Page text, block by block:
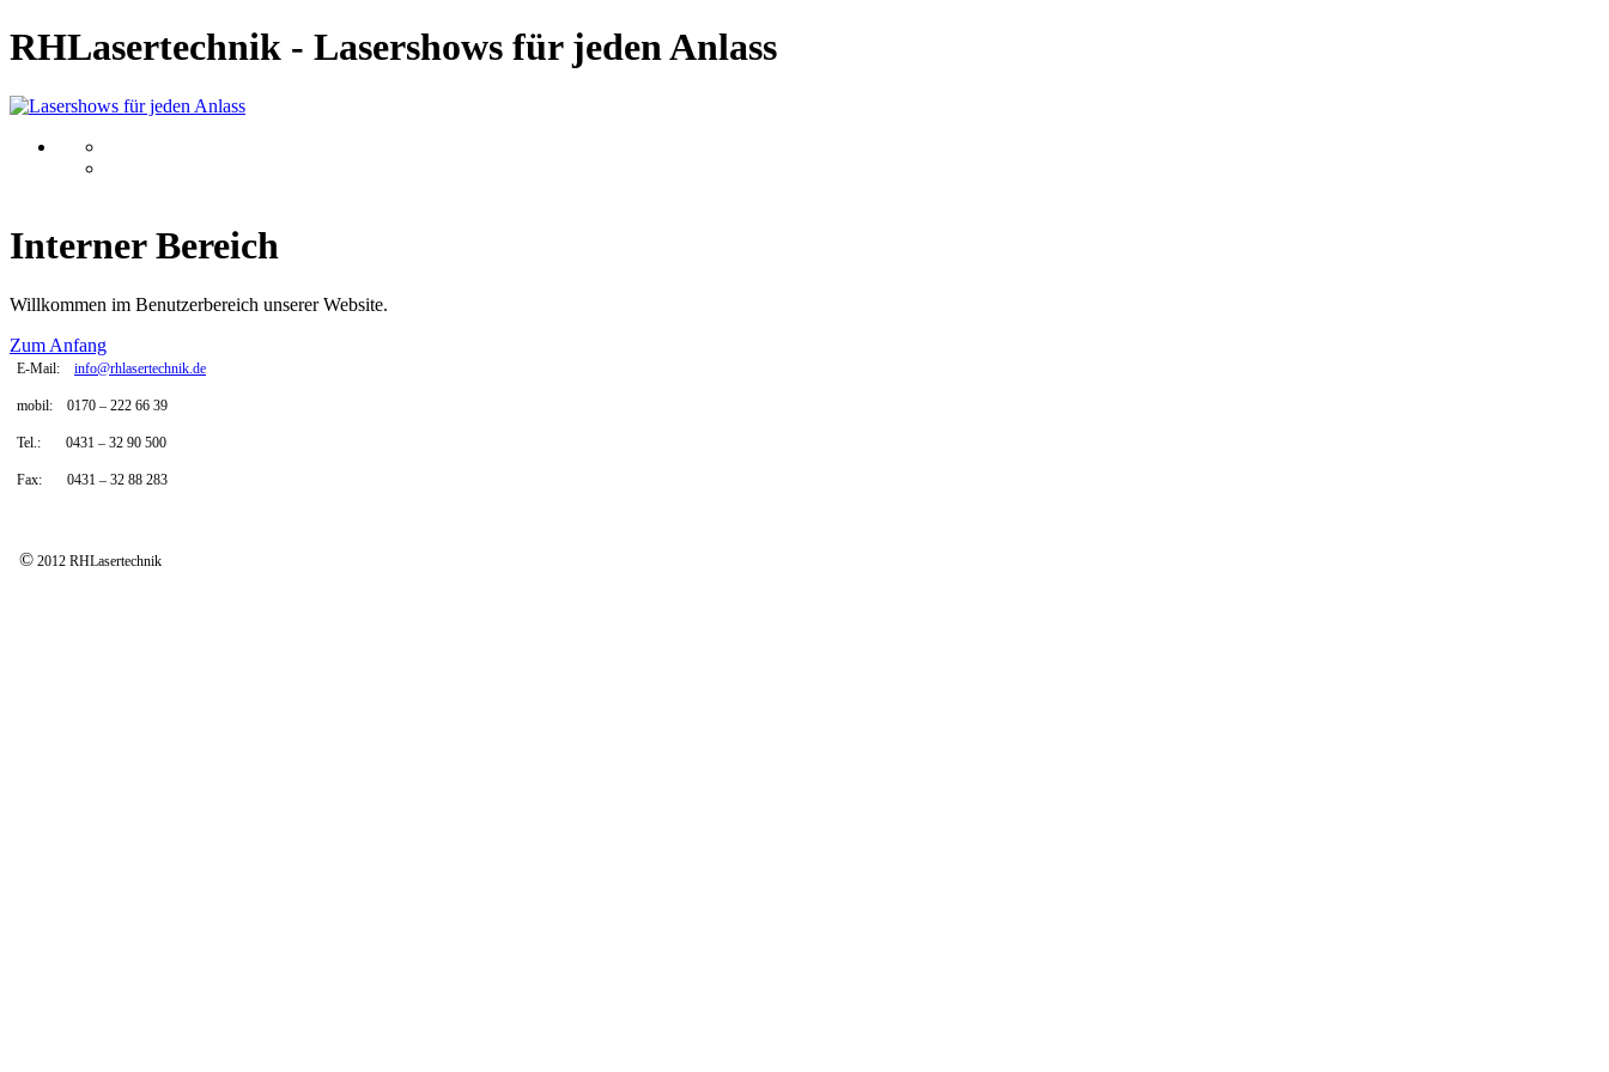
RHLasertechnik - Lasershows für jeden Anlass
Interner Bereich
Willkommen im Benutzerbereich unserer Website.
Zum Anfang
E-Mail: info@rhlasertechnik.de
mobil: 0170 – 222 66 39
Tel.: 0431 – 32 90 500
Fax: 0431 – 32 88 283
© 2012 RHLasertechnik